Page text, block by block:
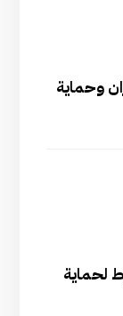
وحماية
لحماية